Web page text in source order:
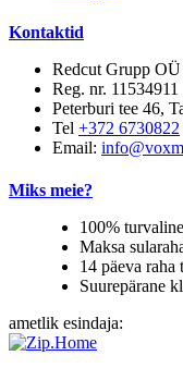
Kontaktid
Redcut Grupp OÜ
Reg. nr. 11534911
Peterburi tee 46,
Tel +372 6730822
Email:
Miks meie?
100%
Maksa
14 päeva raha
Suurepärane
ametlik esindaja: